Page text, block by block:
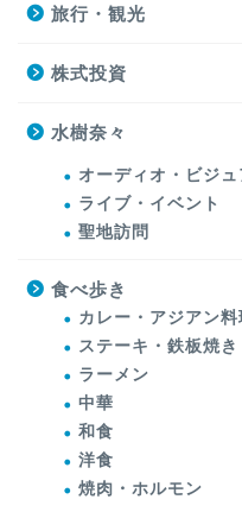
旅行・観光
株式投資
水樹奈々
オーディオ・ビジュ
ライブ・イベント
聖地訪問
食べ歩き
カレー・アジアン料
ステーキ・鉄板焼き
ラーメン
中華
和食
洋食
焼肉・ホルモン